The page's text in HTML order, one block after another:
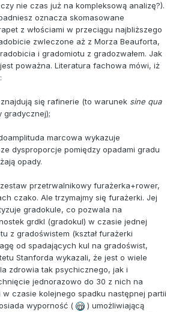
nie czas już na kompleksową analizę?).
oznacza skomasowane
z włościami w przeciągu najbliższego
zwleczone aż z Morza Beauforta,
i gradomiotu z gradozwałem. Jak
poważna. Literatura fachowa mówi, iż
się rafinerie (to warunek sine qua
gradycznej);
marcowa wykazuje
dysproporcje pomiędzy opadami gradu
opady.
przetrwalnikowy furażerka+rower,
czako. Ale trzymajmy się furażerki. Jej
gradokule, co pozwala na
grdkl (gradokul) w czasie jednej
z gradoświstem (kształ furażerki
od spadających kul na gradoświst,
Stanforda wykazali, że jest o wiele
zdrowia tak psychicznego, jak i
jednorazowo do 30 z nich na
w czasie kolejnego spadku następnej partii
wyporność (
) umożliwiającą